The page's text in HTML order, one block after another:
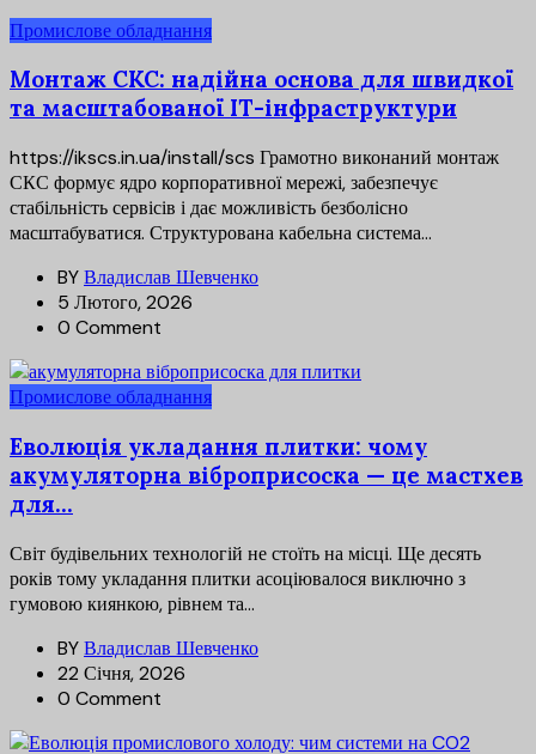
Промислове обладнання
Монтаж СКС: надійна основа для швидкої
та масштабованої ІТ-інфраструктури
https://ikscs.in.ua/install/scs Грамотно виконаний монтаж
СКС формує ядро корпоративної мережі, забезпечує
стабільність сервісів і дає можливість безболісно
масштабуватися. Структурована кабельна система...
BYВладислав Шевченко
5 Лютого, 2026
0 Comment
Промислове обладнання
Еволюція укладання плитки: чому
акумуляторна віброприсоска — це мастхев
для...
Світ будівельних технологій не стоїть на місці. Ще десять
років тому укладання плитки асоціювалося виключно з
гумовою киянкою, рівнем та...
BYВладислав Шевченко
22 Січня, 2026
0 Comment